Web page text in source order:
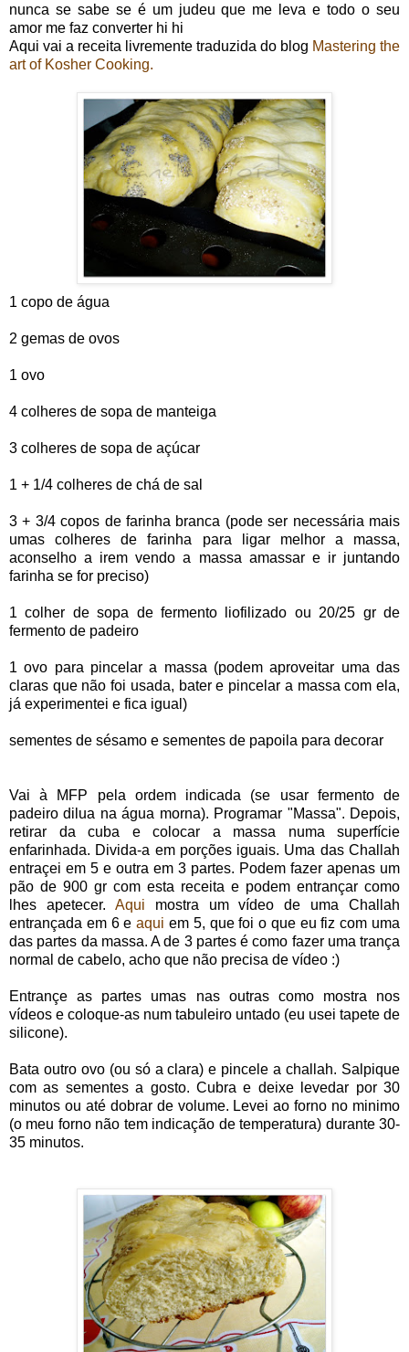
nunca se sabe se é um judeu que me leva e todo o seu
amor me faz converter hi hi
Aqui vai a receita livremente traduzida do blog Mastering the
art of Kosher Cooking.
1 copo de água
2 gemas de ovos
1 ovo
4 colheres de sopa de manteiga
3 colheres de sopa de açúcar
1 + 1/4 colheres de chá de sal
3 + 3/4 copos de farinha branca (pode ser necessária mais
umas colheres de farinha para ligar melhor a massa,
aconselho a irem vendo a massa amassar e ir juntando
farinha se for preciso)
1 colher de sopa de fermento liofilizado ou 20/25 gr de
fermento de padeiro
1 ovo para pincelar a massa (podem aproveitar uma das
claras que não foi usada, bater e pincelar a massa com ela,
já experimentei e fica igual)
sementes de sésamo e sementes de papoila para decorar
Vai à MFP pela ordem indicada (se usar fermento de
padeiro dilua na água morna). Programar "Massa". Depois,
retirar da cuba e colocar a massa numa superfície
enfarinhada. Divida-a em porções iguais. Uma das Challah
entraçei em 5 e outra em 3 partes. Podem fazer apenas um
pão de 900 gr com esta receita e podem entrançar como
lhes apetecer. Aqui mostra um vídeo de uma Challah
entrançada em 6 eaqui em 5, que foi o que eu fiz com uma
das partes da massa. A de 3 partes é como fazer uma trança
normal de cabelo, acho que não precisa de vídeo :)
Entrançe as partes umas nas outras como mostra nos
vídeos e coloque-as num tabuleiro untado (eu usei tapete de
silicone).
Bata outro ovo (ou só a clara) e pincele a challah. Salpique
com as sementes a gosto. Cubra e deixe levedar por 30
minutos ou até dobrar de volume. Levei ao forno no minimo
(o meu forno não tem indicação de temperatura) durante 30-
35 minutos.